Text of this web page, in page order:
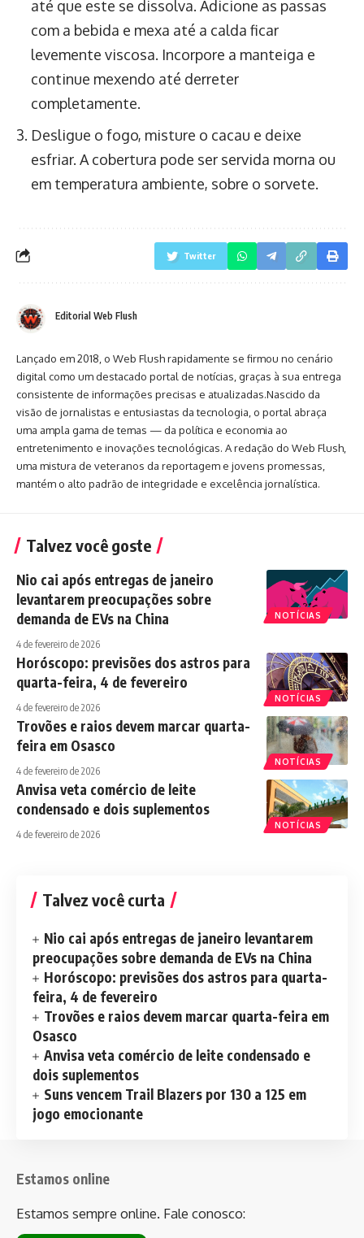
até que este se dissolva. Adicione as passas
com a bebida e mexa até a calda ficar
levemente viscosa. Incorpore a manteiga e
continue mexendo até derreter
completamente.
Desligue o fogo, misture o cacau e deixe
esfriar. A cobertura pode ser servida morna ou
em temperatura ambiente, sobre o sorvete.
Twitter
Editorial Web Flush
Lançado em 2018, o Web Flush rapidamente se firmou no cenário
digital como um destacado portal de notícias, graças à sua entrega
consistente de informações precisas e atualizadas.Nascido da
visão de jornalistas e entusiastas da tecnologia, o portal abraça
uma ampla gama de temas — da política e economia ao
entretenimento e inovações tecnológicas. A redação do Web Flush,
uma mistura de veteranos da reportagem e jovens promessas,
mantém o alto padrão de integridade e excelência jornalística.
Talvez você goste
NOTÍCIAS
Nio cai após entregas de janeiro
levantarem preocupações sobre
demanda de EVs na China
4 de fevereiro de 2026
NOTÍCIAS
Horóscopo: previsões dos astros para
quarta-feira, 4 de fevereiro
4 de fevereiro de 2026
NOTÍCIAS
Trovões e raios devem marcar quarta-
feira em Osasco
4 de fevereiro de 2026
NOTÍCIAS
Anvisa veta comércio de leite
condensado e dois suplementos
4 de fevereiro de 2026
Talvez você curta
Nio cai após entregas de janeiro levantarem
preocupações sobre demanda de EVs na China
Horóscopo: previsões dos astros para quarta-
feira, 4 de fevereiro
Trovões e raios devem marcar quarta-feira em
Osasco
Anvisa veta comércio de leite condensado e
dois suplementos
Suns vencem Trail Blazers por 130 a 125 em
jogo emocionante
Estamos online
Estamos sempre online. Fale conosco: